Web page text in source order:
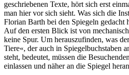
geschriebenen Texte, hört sich erst
man hier vor sich sieht. Was sich die
Florian Barth bei den Spiegeln gedacht
Auf den ersten Blick ist von
keine Spur. Um herauszufinden, was
Tiere«, der auch in Spiegelbuchstaben
steht, bedeutet, müssen die
einlassen und näher an die Spiegel